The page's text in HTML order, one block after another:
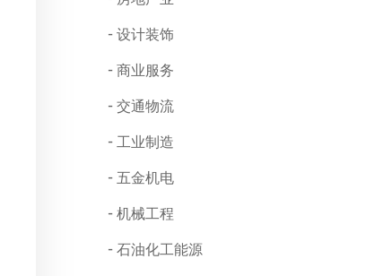
设计装饰
商业服务
交通物流
工业制造
五金机电
机械工程
石油化工能源